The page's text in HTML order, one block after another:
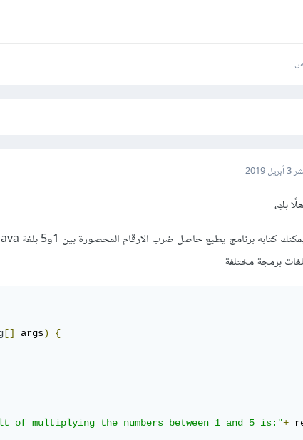
3 أبريل 2019
بكِ،
برمجة مختلفة
[] args)
{
of multiplying the numbers between 1 and 5 is:"+